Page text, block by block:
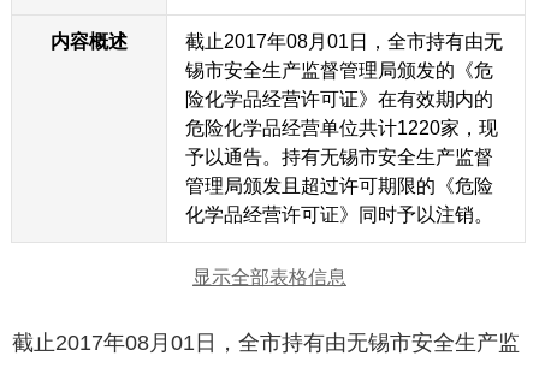
内容概述
截止2017年08月01日，全市持有由无
锡市安全生产监督管理局颁发的《危
险化学品经营许可证》在有效期内的
危险化学品经营单位共计1220家，现
予以通告。持有无锡市安全生产监督
管理局颁发且超过许可期限的《危险
化学品经营许可证》同时予以注销。
显示全部表格信息
截止2017年08月01日，全市持有由无锡市安全生产监